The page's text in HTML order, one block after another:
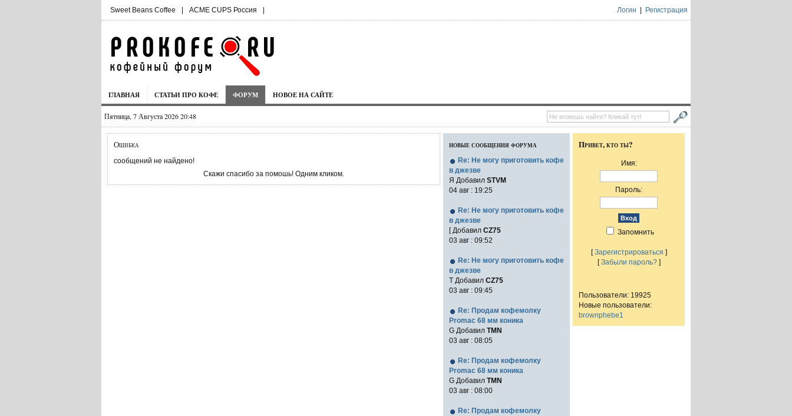
Sweet Beans Coffee | ACME CUPS Россия | Логин Регистрация
ГЛАВНАЯ СТАТЬИ ПРО КОФЕ ФОРУМ НОВОЕ НА САЙТЕ
Пятница, 7 Августа 2026 20:48
Ошибка
сообщений не найдено!
Скажи спасибо за помошь! Одним кликом.
новые сообщения форума
Re: Не могу приготовить кофе
в джезве
Я Добавил STVM
04 авг : 19:25
Re: Не могу приготовить кофе
в джезве
[ Добавил CZ75
03 авг : 09:52
Re: Не могу приготовить кофе
в джезве
Т Добавил CZ75
03 авг : 09:45
Re: Продам кофемолку
Promac 68 мм коника
G Добавил TMN
03 авг : 08:05
Re: Продам кофемолку
Promac 68 мм коника
G Добавил TMN
03 авг : 08:00
Re: Продам кофемолку
Привет, кто ты?
Имя:
Пароль:
Запомнить
[Зарегистрироваться ]
[Забыли пароль?]
Пользователи: 19925
Новые пользователи:
brownphebe1